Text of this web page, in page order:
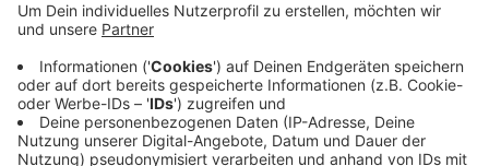
Infoveranstaltung unter dem Titel "Photovoltaik
ersten beiden waren mehr als hundert
Firmenvertreterinnen und -vertreter. Für den
vorläufig letzten Termin sind noch wenige Plätze
frei.Die Teilnahme ist kostenlos, es ist aber eine